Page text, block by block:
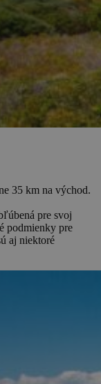
35 km na východ.
pre svoj
podmienky pre
aj niektoré